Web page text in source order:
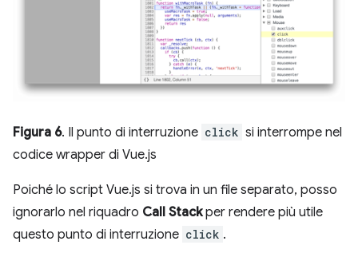
Figura 6. Il punto di interruzione click si interrompe nel
codice wrapper di Vue.js
Poiché lo script Vue.js si trova in un file separato, posso
ignorarlo nel riquadro Call Stackper rendere più utile
questo punto di interruzione click .